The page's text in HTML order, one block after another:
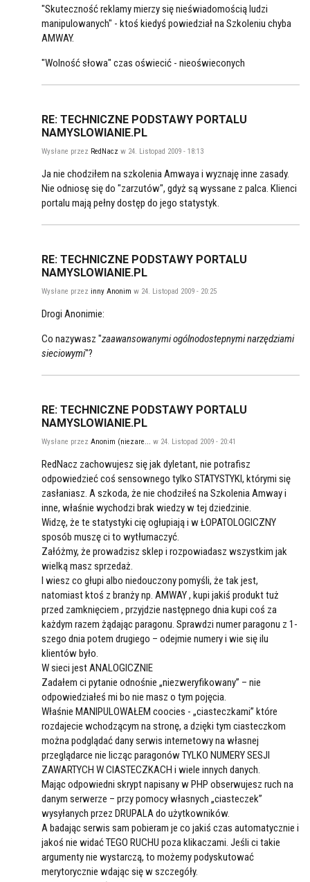
"Skuteczność reklamy mierzy się nieświadomością ludzi
manipulowanych" - ktoś kiedyś powiedział na Szkoleniu chyba
AMWAY.
"Wolność słowa" czas oświecić - nieoświeconych
RE: TECHNICZNE PODSTAWY PORTALU
NAMYSLOWIANIE.PL
Wysłane przez RedNacz w 24. Listopad 2009 - 18:13
Ja nie chodziłem na szkolenia Amwaya i wyznaję inne zasady.
Nie odniosę się do "zarzutów", gdyż są wyssane z palca. Klienci
portalu mają pełny dostęp do jego statystyk.
RE: TECHNICZNE PODSTAWY PORTALU
NAMYSLOWIANIE.PL
Wysłane przez inny Anonim w 24. Listopad 2009 - 20:25
Drogi Anonimie:
Co nazywasz "zaawansowanymi ogólnodostepnymi narzędziami
sieciowymi"?
RE: TECHNICZNE PODSTAWY PORTALU
NAMYSLOWIANIE.PL
Wysłane przez Anonim (niezare... w 24. Listopad 2009 - 20:41
RedNacz zachowujesz się jak dyletant, nie potrafisz
odpowiedzieć coś sensownego tylko STATYSTYKI, którymi się
zasłaniasz. A szkoda, że nie chodziłeś na Szkolenia Amway i
inne, właśnie wychodzi brak wiedzy w tej dziedzinie.
Widzę, że te statystyki cię ogłupiają i w ŁOPATOLOGICZNY
sposób muszę ci to wytłumaczyć.
Załóżmy, że prowadzisz sklep i rozpowiadasz wszystkim jak
wielką masz sprzedaż.
I wiesz co głupi albo niedouczony pomyśli, że tak jest,
natomiast ktoś z branży np. AMWAY , kupi jakiś produkt tuż
przed zamknięciem , przyjdzie następnego dnia kupi coś za
każdym razem żądając paragonu. Sprawdzi numer paragonu z 1-
szego dnia potem drugiego – odejmie numery i wie się ilu
klientów było.
W sieci jest ANALOGICZNIE
Zadałem ci pytanie odnośnie „niezweryfikowany” – nie
odpowiedziałeś mi bo nie masz o tym pojęcia.
Właśnie MANIPULOWAŁEM coocies - „ciasteczkami” które
rozdajecie wchodzącym na stronę, a dzięki tym ciasteczkom
można podglądać dany serwis internetowy na własnej
przeglądarce nie licząc paragonów TYLKO NUMERY SESJI
ZAWARTYCH W CIASTECZKACH i wiele innych danych.
Mając odpowiedni skrypt napisany w PHP obserwujesz ruch na
danym serwerze – przy pomocy własnych „ciasteczek”
wysyłanych przez DRUPALA do użytkowników.
A badając serwis sam pobieram je co jakiś czas automatycznie i
jakoś nie widać TEGO RUCHU poza klikaczami. Jeśli ci takie
argumenty nie wystarczą, to możemy podyskutować
merytorycznie wdając się w szczegóły.